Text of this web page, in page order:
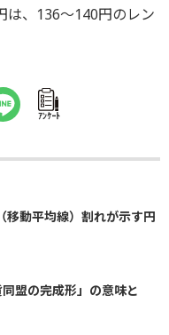
は、136～140円のレン
ｱﾝｹｰﾄ
移動平均線）割れが示す円
同盟の完成形」の意味と